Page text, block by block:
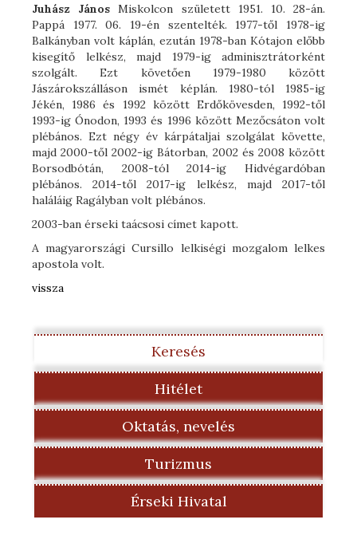
Juhász János Miskolcon született 1951. 10. 28-án.
Pappá 1977. 06. 19-én szentelték. 1977-től 1978-ig
Balkányban volt káplán, ezután 1978-ban Kótajon előbb
kisegítő lelkész, majd 1979-ig adminisztrátorként
szolgált. Ezt követően 1979-1980 között
Jászárokszálláson ismét képlán. 1980-tól 1985-ig
Jékén, 1986 és 1992 között Erdőkövesden, 1992-től
1993-ig Ónodon, 1993 és 1996 között Mezőcsáton volt
plébános. Ezt négy év kárpátaljai szolgálat követte,
majd 2000-től 2002-ig Bátorban, 2002 és 2008 között
Borsodbótán, 2008-tól 2014-ig Hidvégardóban
plébános. 2014-től 2017-ig lelkész, majd 2017-től
haláláig Ragályban volt plébános.
2003-ban érseki taácsosi címet kapott.
A magyarországi Cursillo lelkiségi mozgalom lelkes
apostola volt.
vissza
Keresés
Hitélet
Oktatás, nevelés
Turizmus
Érseki Hivatal